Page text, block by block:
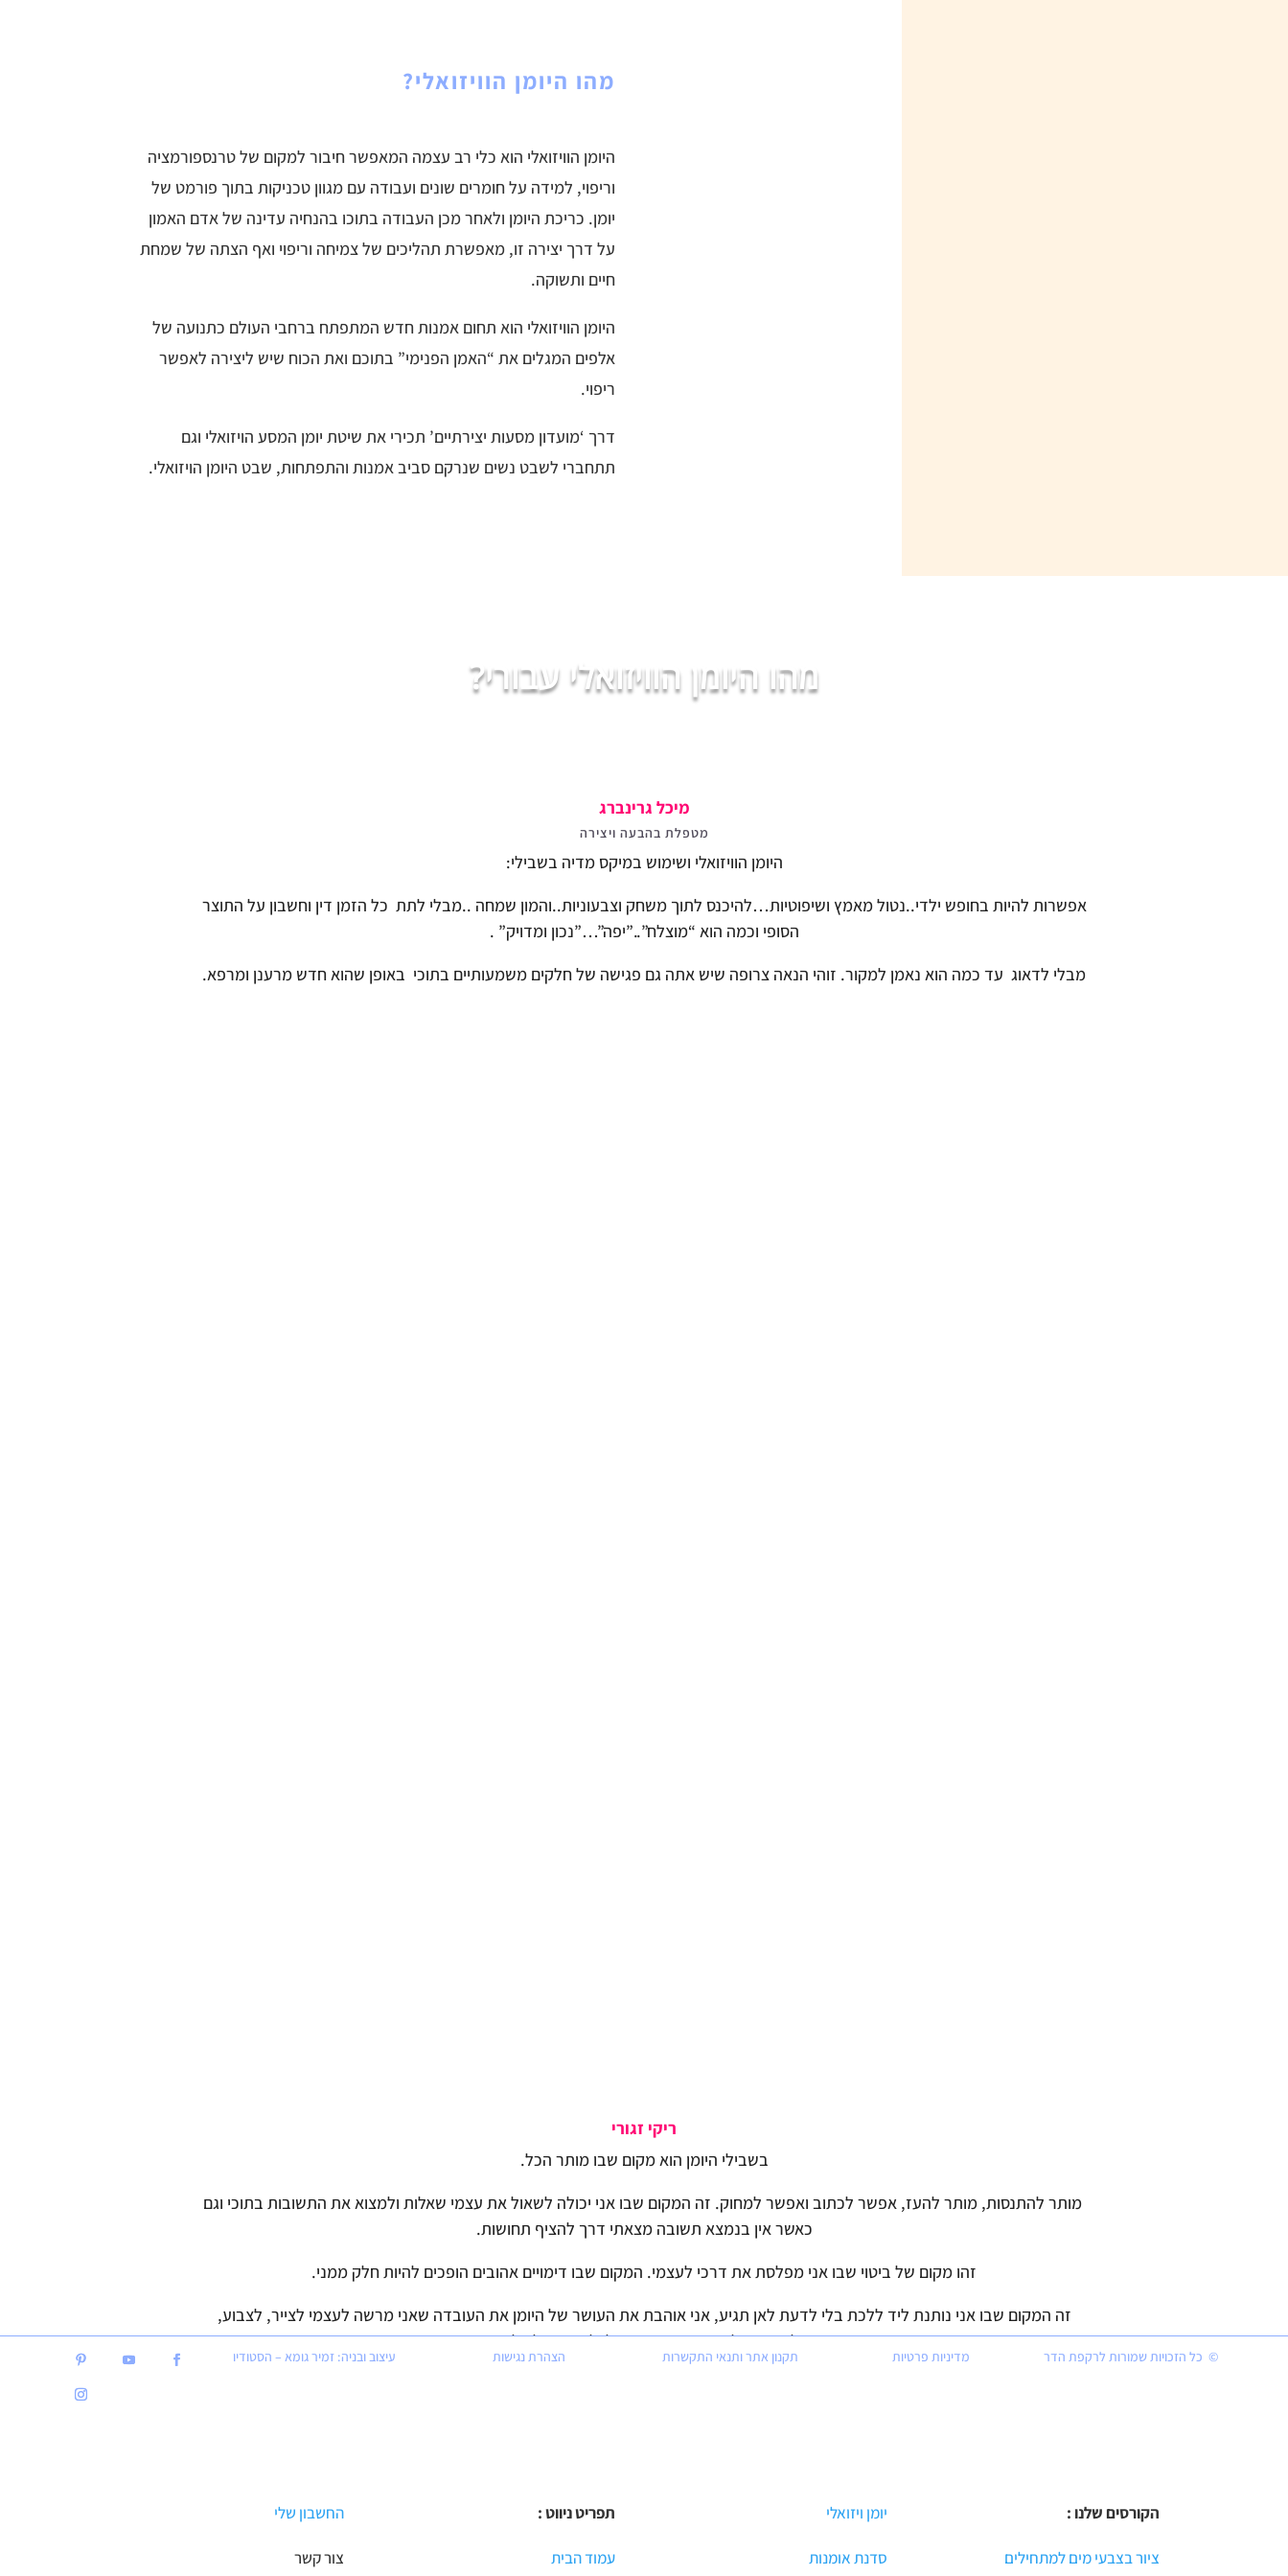
מהו היומן הוויזואלי?
היומן הוויזואלי הוא כלי רב עצמה המאפשר חיבור למקום של טרנספורמציה
וריפוי, למידה על חומרים שונים ועבודה עם מגוון טכניקות בתוך פורמט של
יומן. כריכת היומן ולאחר מכן העבודה בתוכו בהנחיה עדינה של אדם האמון
על דרך יצירה זו, מאפשרת תהליכים של צמיחה וריפוי ואף הצתה של שמחת
חיים ותשוקה.
היומן הוויזואלי הוא תחום אמנות חדש המתפתח ברחבי העולם כתנועה של
אלפים המגלים את “האמן הפנימי” בתוכם ואת הכוח שיש ליצירה לאפשר
ריפוי.
דרך ‘מועדון מסעות יצירתיים’ תכירי את שיטת יומן המסע הויזואלי וגם
תתחברי לשבט נשים שנרקם סביב אמנות והתפתחות, שבט היומן הויזואלי.
מהו היומן הוויזואלי עבורי?
מיכל גרינברג
מטפלת בהבעה ויצירה
היומן הוויזואלי ושימוש במיקס מדיה בשבילי:
אפשרות להיות בחופש ילדי..נטול מאמץ ושיפוטיות…להיכנס לתוך משחק וצבעוניות..והמון שמחה ..מבלי לתת כל הזמן דין וחשבון על התוצר
הסופי וכמה הוא “מוצלח”..”יפה”…”נכון ומדויק” .
מבלי לדאוג עד כמה הוא נאמן למקור. זוהי הנאה צרופה שיש אתה גם פגישה של חלקים משמעותיים בתוכי באופן שהוא חדש מרענן ומרפא.
ריקי זגורי
בשבילי היומן הוא מקום שבו מותר הכל.
מותר להתנסות, מותר להעז, אפשר לכתוב ואפשר למחוק. זה המקום שבו אני יכולה לשאול את עצמי שאלות ולמצוא את התשובות בתוכי וגם
כאשר אין בנמצא תשובה מצאתי דרך להציף תחושות.
זהו מקום של ביטוי שבו אני מפלסת את דרכי לעצמי. המקום שבו דימויים אהובים הופכים להיות חלק ממני.
זה המקום שבו אני נותנת ליד ללכת בלי לדעת לאן תגיע, אני אוהבת את העושר של היומן את העובדה שאני מרשה לעצמי לצייר, לצבוע,
להדביק, לשקוע בזה שעות בלי לחשוב על כלום.
עיצוב ובניה: זמיר גומא – הסטודיו הצהרת נגישות תקנון אתר ותנאי התקשרות מדיניות פרטיות © כל הזכויות שמורות לרקפת הדר
החשבון שלי
צור קשר
תפריט ניווט :
עמוד הבית
יומן ויזואלי
סדנת אומנות
הקורסים שלנו :
ציור בצבעי מים למתחילים